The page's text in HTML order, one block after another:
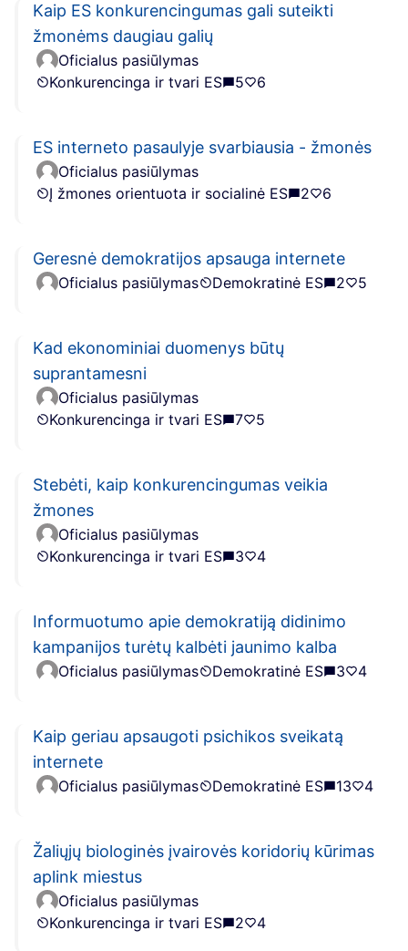
Kaip ES konkurencingumas gali suteikti
žmonėms daugiau galių
Oficialus pasiūlymas
Konkurencinga ir tvari ES
5 6
ES interneto pasaulyje svarbiausia - žmonės
Oficialus pasiūlymas
Į žmones orientuota ir socialinė ES
2 6
Geresnė demokratijos apsauga internete
Oficialus pasiūlymas Demokratinė ES 2 5
Kad ekonominiai duomenys būtų
suprantamesni
Oficialus pasiūlymas
Konkurencinga ir tvari ES
7 5
Stebėti, kaip konkurencingumas veikia
žmones
Oficialus pasiūlymas
Konkurencinga ir tvari ES
3 4
Informuotumo apie demokratiją didinimo
kampanijos turėtų kalbėti jaunimo kalba
Oficialus pasiūlymas Demokratinė ES 3 4
Kaip geriau apsaugoti psichikos sveikatą
internete
Oficialus pasiūlymas Demokratinė ES 13 4
Žaliųjų biologinės įvairovės koridorių kūrimas
aplink miestus
Oficialus pasiūlymas
Konkurencinga ir tvari ES
2 4